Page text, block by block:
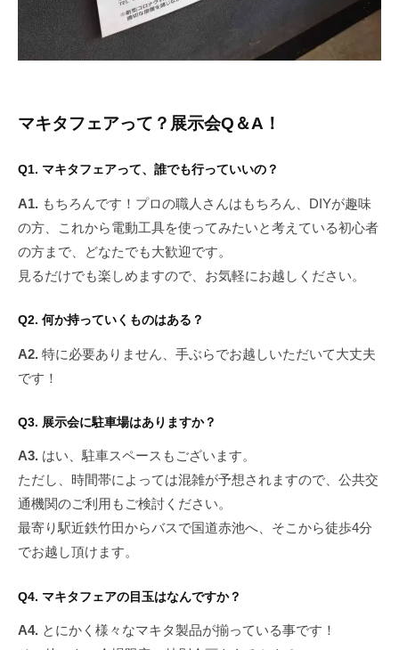
マキタフェアって？展示会Q＆A！
Q1. マキタフェアって、誰でも行っていいの？
A1. もちろんです！プロの職人さんはもちろん、DIYが趣味
の方、これから電動工具を使ってみたいと考えている初心者
の方まで、どなたでも大歓迎です。
見るだけでも楽しめますので、お気軽にお越しください。
Q2. 何か持っていくものはある？
A2. 特に必要ありません、手ぶらでお越しいただいて大丈夫
です！
Q3. 展示会に駐車場はありますか？
A3. はい、駐車スペースもございます。
ただし、時間帯によっては混雑が予想されますので、公共交
通機関のご利用もご検討ください。
最寄り駅近鉄竹田からバスで国道赤池へ、そこから徒歩4分
でお越し頂けます。
Q4. マキタフェアの目玉はなんですか？
A4. とにかく様々なマキタ製品が揃っている事です！